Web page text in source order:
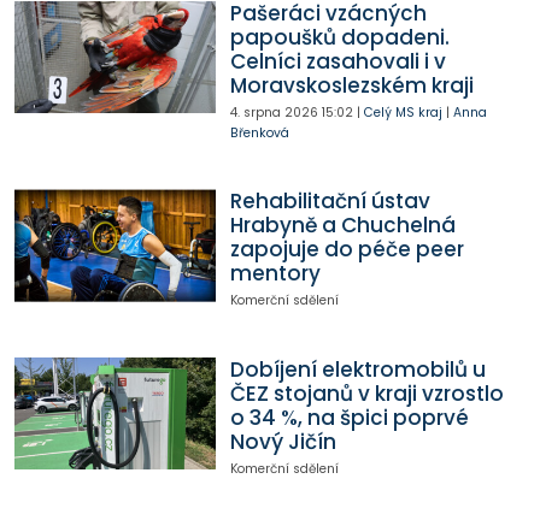
Pašeráci vzácných
papoušků dopadeni.
Celníci zasahovali i v
Moravskoslezském kraji
4. srpna 2026 15:02| Celý MS kraj | Anna
Břenková
Rehabilitační ústav
Hrabyně a Chuchelná
zapojuje do péče peer
mentory
Komerční sdělení
Dobíjení elektromobilů u
ČEZ stojanů v kraji vzrostlo
o 34 %, na špici poprvé
Nový Jičín
Komerční sdělení